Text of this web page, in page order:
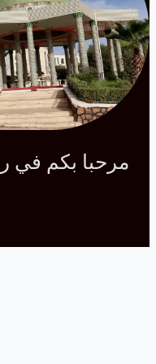
مرحبا بكم في